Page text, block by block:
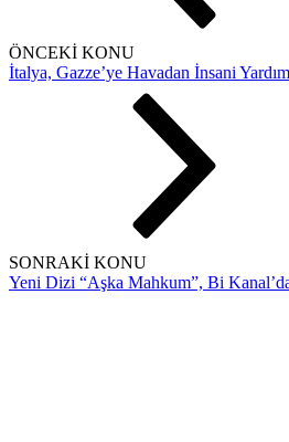
ÖNCEKİ KONU
İtalya, Gazze’ye Havadan İnsani
SONRAKİ KONU
Yeni Dizi “Aşka Mahkum”, Bi